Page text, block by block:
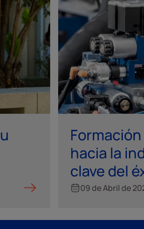
hacia la
clave del
09 de Abril de